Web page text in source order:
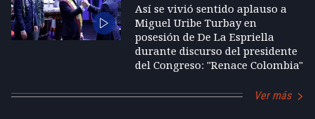
Así se vivió sentido aplauso a
Miguel Uribe Turbay en
posesión de De La Espriella
durante discurso del presidente
del Congreso: "Renace Colombia"
Ver más